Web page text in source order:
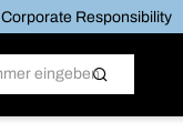
Corporate Responsibility